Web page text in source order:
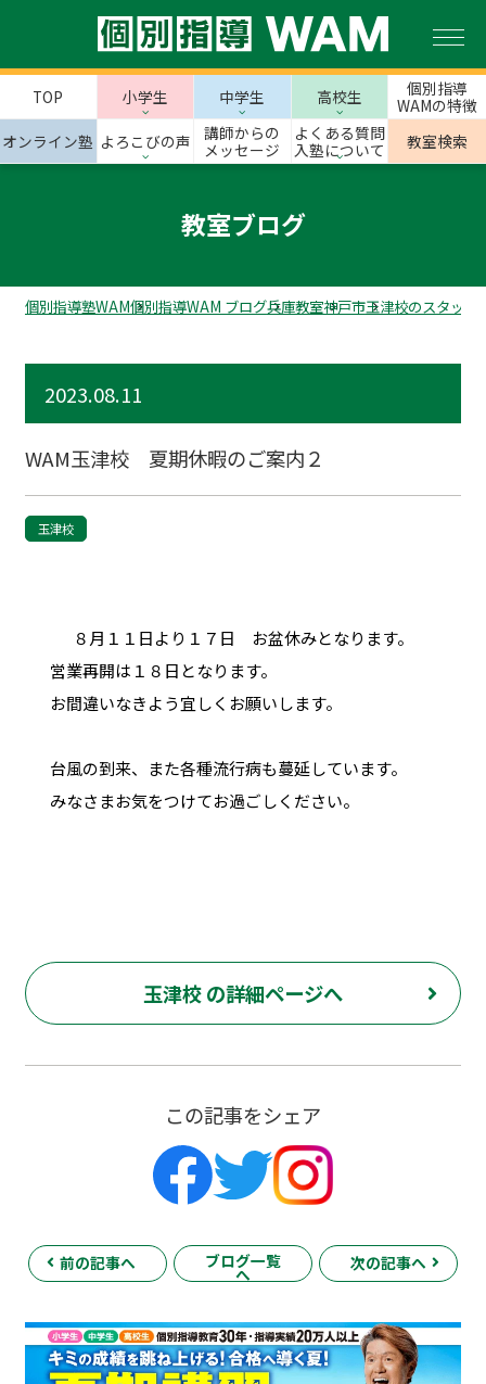
TOP 小学生 中学生 高校生
個別指導
WAMの特徴
オンライン塾 よろこびの声
講師からの
メッセージ
よくある質問
入塾について
教室検索
教室ブログ
個別指導塾WAM個別指導WAM ブログ兵庫教室神戸市玉津校のスタッフ
2023.08.11
WAM玉津校 夏期休暇のご案内２
玉津校
８月１１日より１７日 お盆休みとなります。
営業再開は１８日となります。
お間違いなきよう宜しくお願いします。
台風の到来、また各種流行病も蔓延しています。
みなさまお気をつけてお過ごしください。
玉津校 の詳細ページへ
この記事をシェア
前の記事へ ブログ一覧
へ
次の記事へ